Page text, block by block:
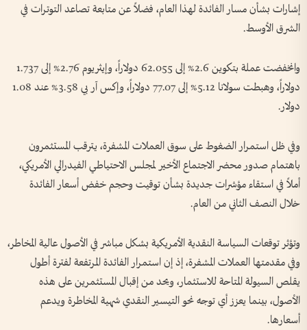
إشارات بشأن مسار الفائدة لهذا العام، فضلاً عن متابعة تصاعد التوترات في
الشرق الأوسط.
وانخفضت عملة بتكوين 2.6% إلى 62.055 دولاراً، وإيثريوم 2.76% إلى 1.737
دولاراً، وهبطت سولانا 5.12% إلى 77.07 دولاراً، وإكس آر بي 3.58% عند 1.08
دولار.
وفي ظل استمرار الضغوط على سوق العملات المشفرة، يترقب المستثمرون
باهتمام صدور محضر الاجتماع الأخير لمجلس الاحتياطي الفيدرالي الأمريكي،
أملاً في استقاء مؤشرات جديدة بشأن توقيت وحجم خفض أسعار الفائدة
خلال النصف الثاني من العام.
وتؤثر توقعات السياسة النقدية الأمريكية بشكل مباشر في الأصول عالية المخاطر،
وفي مقدمتها العملات المشفرة، إذ إن استمرار الفائدة المرتفعة لفترة أطول
يقلص السيولة المتاحة للاستثمار، ويحد من إقبال المستثمرين على هذه
الأصول، بينما يعزز أي توجه نحو التيسير النقدي شهية المخاطرة ويدعم
أسعارها.